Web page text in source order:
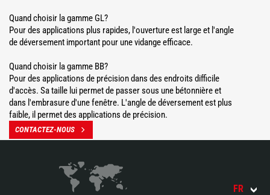
Quand choisir la gamme GL?
Pour des applications plus rapides, l'ouverture est large et l'angle
de déversement important pour une vidange efficace.
Quand choisir la gamme BB?
Pour des applications de précision dans des endroits difficile
d'accès. Sa taille lui permet de passer sous une bétonnière et
dans l'embrasure d'une fenêtre. L'angle de déversement est plus
faible, il permet des applications de précision.
CONTACTEZ-NOUS
FR